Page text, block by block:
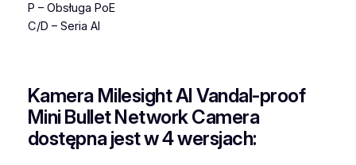
P – Obsługa PoE
C/D – Seria Al
Kamera Milesight AI Vandal-proof
Mini Bullet Network Camera
dostępna jest w 4 wersjach: